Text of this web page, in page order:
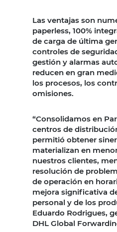
Las ventajas son
paperless, 100%
de carga de última
controles de
gestión y alarmas
reducen en gran
los procesos, los
omisiones.
“Consolidamos en
centros de
permitió obtener
materializan en
nuestros clientes,
resolución de
de operación en
mejora significativa
personal y de los
Eduardo Rodrigues,
DHL Global